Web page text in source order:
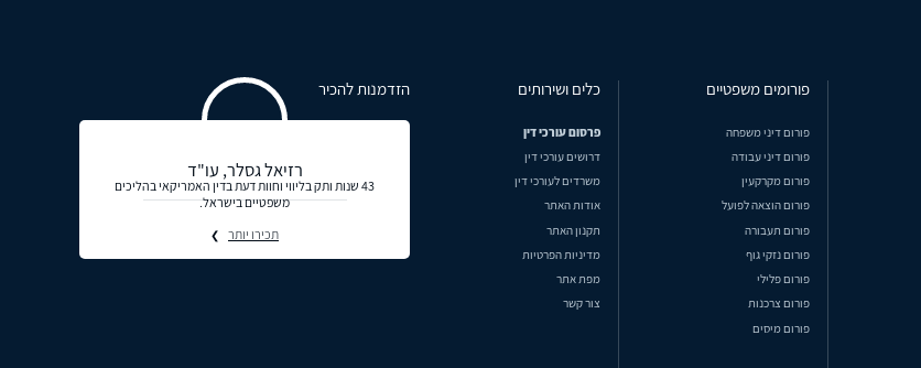
פורומים משפטיים
פורום דיני משפחה
פורום דיני עבודה
פורום מקרקעין
פורום הוצאה לפועל
פורום תעבורה
פורום נזקי גוף
פורום פלילי
פורום צרכנות
פורום מיסים
כלים ושירותים
פרסום עורכי דין
דרושים עורכי דין
משרדים לעורכי דין
אודות האתר
תקנון האתר
מדיניות הפרטיות
מפת אתר
צור קשר
הזדמנות להכיר
רזיאל גסלר, עו"ד
43 שנות ותק בליווי וחוות דעת בדין האמריקאי בהליכים
משפטיים בישראל.
תכירו יותר